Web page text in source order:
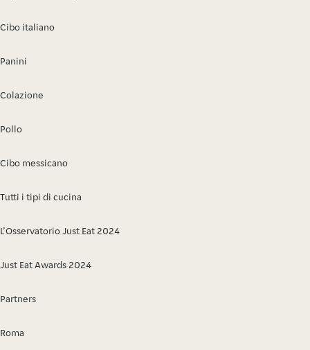
Cibo italiano
Panini
Colazione
Pollo
Cibo messicano
Tutti i tipi di cucina
L’Osservatorio Just Eat 2024
Just Eat Awards 2024
Partners
Roma